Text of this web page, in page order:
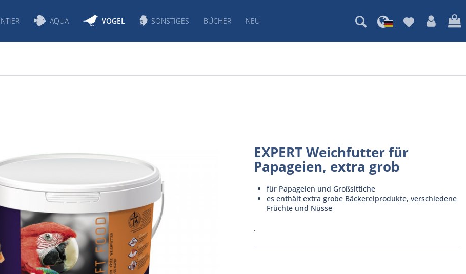
AQUA VOGEL SONSTIGES BÜCHER NEU
EXPERT Weichfutter für
Papageien, extra grob
für Papageien und Großsittiche
es enthält extra grobe Bäckereiprodukte, verschiedene
Früchte und Nüsse
.